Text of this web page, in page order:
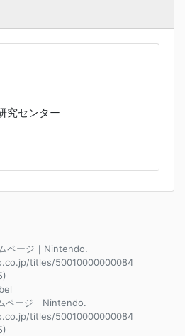
究センター
ページ｜Nintendo.
titles/50010000000084
ページ｜Nintendo.
titles/50010000000084